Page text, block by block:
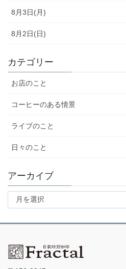
8月3日(月)
8月2日(日)
カテゴリー
お店のこと
コーヒーのある情景
ライブのこと
日々のこと
アーカイブ
ア
イ